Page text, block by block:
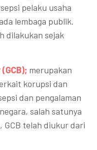
pelaku usaha
lembaga publik.
dilakukan sejak
merupakan
korupsi dan
dan pengalaman
salah satunya
GCB telah diukur dari